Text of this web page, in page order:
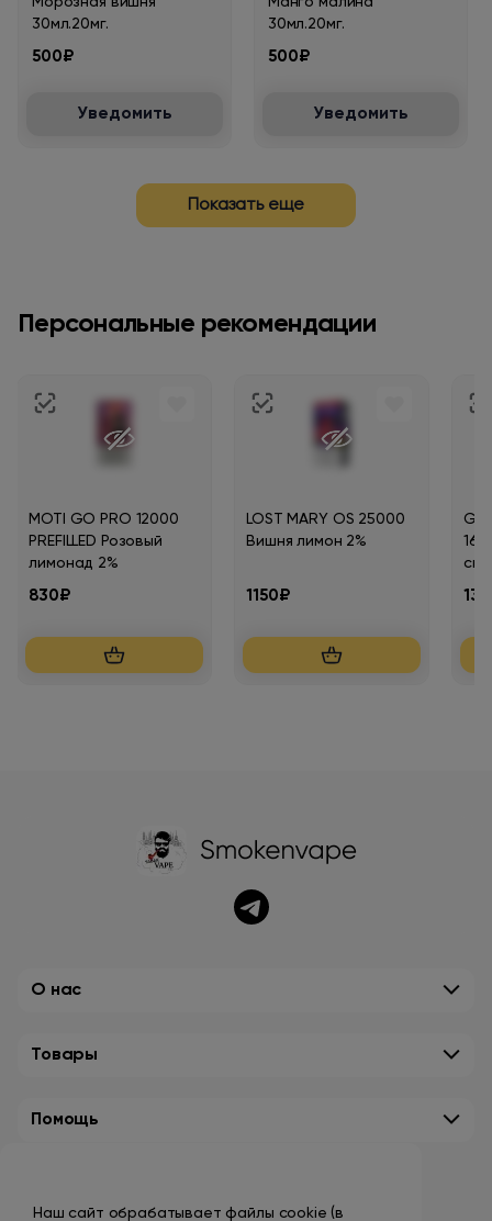
Наш сайт обрабатывает файлы cookie (в
30мл.20мг.
500₽
Уведомить
30мл.20мг.
500₽
Уведомить
Показать еще
Персональные рекомендации
MOTI GO PRO 12000
PREFILLED Розовый
лимонад 2%
830₽
LOST MARY OS 25000
Вишня лимон 2%
1150₽
О нас
Товары
Помощь